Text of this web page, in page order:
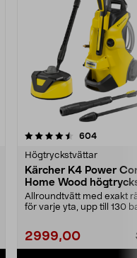
604
Högtryckstvättar
Kärcher K4 Power
Home Wood
Allroundtvätt med exakt
för varje yta, upp till 130
2999,00
4.0 av 5 stjärnor